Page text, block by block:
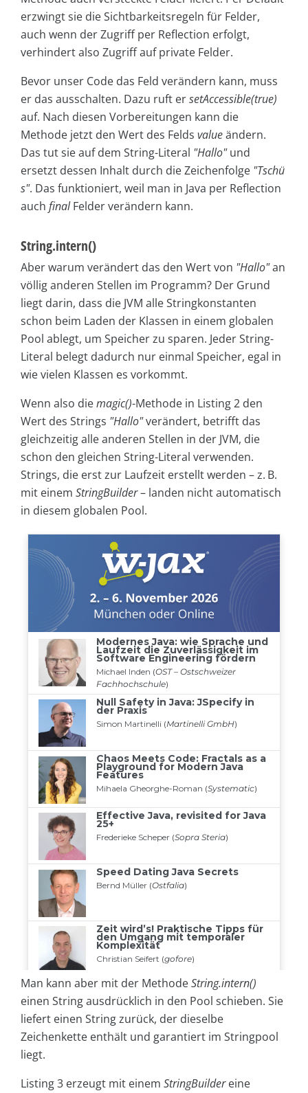
erzwingt sie die Sichtbarkeitsregeln für Felder,
auch wenn der Zugriff per Reflection erfolgt,
verhindert also Zugriff auf private Felder.
Bevor unser Code das Feld verändern kann, muss
er das ausschalten. Dazu ruft ersetAccessible(true)
auf. Nach diesen Vorbereitungen kann die
Methode jetzt den Wert des Felds valueändern.
Das tut sie auf dem String-Literal "Hallo"und
ersetzt dessen Inhalt durch die Zeichenfolge "Tschü
s". Das funktioniert, weil man in Java per Reflection
auch finalFelder verändern kann.
String.intern()
Aber warum verändert das den Wert von "Hallo"an
völlig anderen Stellen im Programm? Der Grund
liegt darin, dass die JVM alle Stringkonstanten
schon beim Laden der Klassen in einem globalen
Pool ablegt, um Speicher zu sparen. Jeder String-
Literal belegt dadurch nur einmal Speicher, egal in
wie vielen Klassen es vorkommt.
Wenn also diemagic()-Methode in Listing 2 den
Wert des Strings "Hallo"verändert, betrifft das
gleichzeitig alle anderen Stellen in der JVM, die
schon den gleichen String-Literal verwenden.
Strings, die erst zur Laufzeit erstellt werden – z. B.
mit einem StringBuilder– landen nicht automatisch
in diesem globalen Pool.
Man kann aber mit der MethodeString.intern()
einen String ausdrücklich in den Pool schieben. Sie
liefert einen String zurück, der dieselbe
Zeichenkette enthält und garantiert im Stringpool
liegt.
Listing 3 erzeugt mit einem StringBuildereine